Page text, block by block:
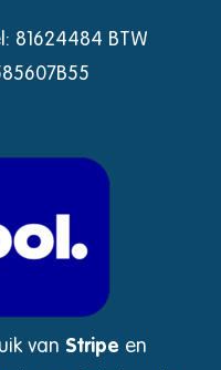
81624484 BTW
van Stripe en